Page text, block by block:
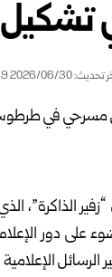
2026/06/30 2:59 مساءً
الذاكرة”،
على دور
الرسائل